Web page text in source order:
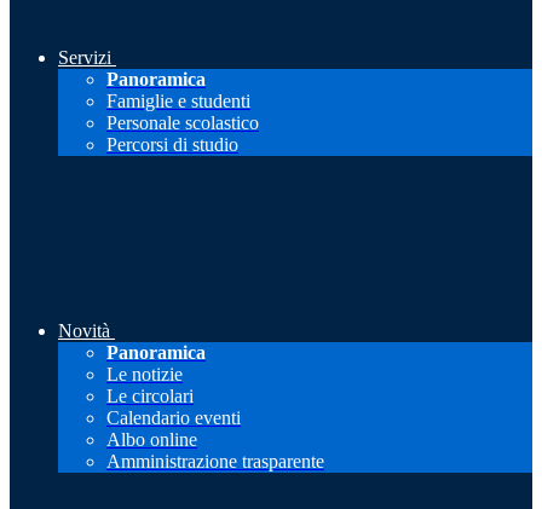
Servizi
Panoramica
Famiglie e studenti
Personale scolastico
Percorsi di studio
Novità
Panoramica
Le notizie
Le circolari
Calendario eventi
Albo online
Amministrazione trasparente